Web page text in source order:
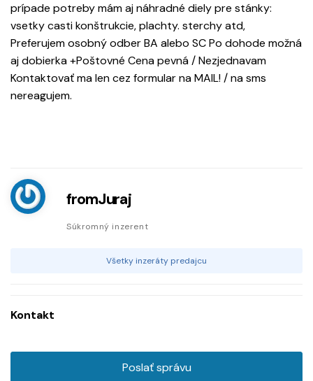
prípade potreby mám aj náhradné diely pre stánky:
vsetky casti konštrukcie, plachty. sterchy atd,
Preferujem osobný odber BA alebo SC Po dohode možná
aj dobierka +Poštovné Cena pevná / Nezjednavam
Kontaktovať ma len cez formular na MAIL! / na sms
nereagujem.
fromJuraj
Súkromný inzerent
Všetky inzeráty predajcu
Kontakt
Poslať správu